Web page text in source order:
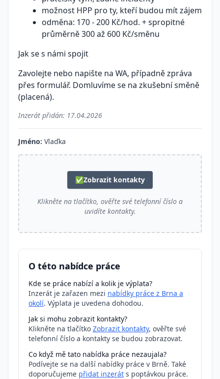
možnost HPP pro ty, kteří budou mít zájem
odměna: 170 - 200 Kč/hod. + spropitné
průměrně 300 až 600 Kč/směnu
Jak se s námi spojit
Zavolejte nebo napište na WA, případně zpráva
přes formulář. Domluvíme se na zkušební směně
(placená).
Inzerát přidán: 17.04.2026
Jméno: Vlaďka
✅Zobrazit kontakty
Klikněte na tlačítko, ověřte své telefonní číslo a
uvidíte kontakty.
O této nabídce práce
Kde se práce nabízí a kolik je výplata?
Inzerát je zařazen mezi nabídky práce z Brna a
okolí. Výplata je uvedena dohodou.
Jak si mohu zobrazit kontakty?
Klikněte na tlačítko Zobrazit kontakty, ověřte své
telefonní číslo a kontakty se budou zobrazovat.
Co když mě tato nabídka práce nezaujala?
Podívejte se na další nabídky práce v Brně. Také
doporučujeme přidat inzerát s poptávkou práce.